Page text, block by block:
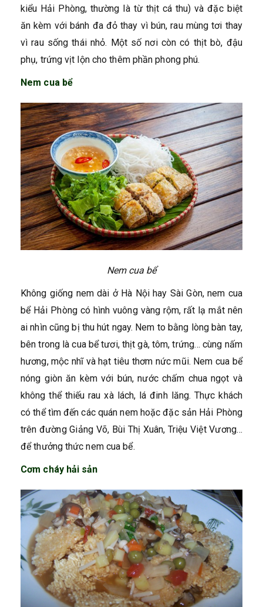
kiểu Hải Phòng, thường là từ thịt cá thu) và đặc biệt
ăn kèm với bánh đa đỏ thay vì bún, rau mùng tơi thay
vì rau sống thái nhỏ. Một số nơi còn có thịt bò, đậu
phụ, trứng vịt lộn cho thêm phần phong phú.
Nem cua bể
Nem cua bể
Không giống nem dài ở Hà Nội hay Sài Gòn, nem cua
bể Hải Phòng có hình vuông vàng rộm, rất lạ mắt nên
ai nhìn cũng bị thu hút ngay. Nem to bằng lòng bàn tay,
bên trong là cua bể tươi, thịt gà, tôm, trứng… cùng nấm
hương, mộc nhĩ và hạt tiêu thơm nức mũi. Nem cua bể
nóng giòn ăn kèm với bún, nước chấm chua ngọt và
không thể thiếu rau xà lách, lá đinh lăng. Thực khách
có thể tìm đến các quán nem hoặc đặc sản Hải Phòng
trên đường Giảng Võ, Bùi Thị Xuân, Triệu Việt Vương…
để thưởng thức nem cua bể.
Cơm cháy hải sản